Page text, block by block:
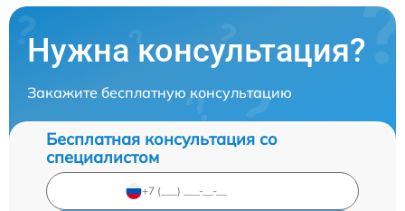
Нужна консультация?
Закажите бесплатную консультацию
Бесплатная консультация со
специалистом